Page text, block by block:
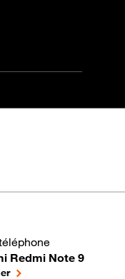
Redmi Note 9
Xiaomi Redmi Note
le téléphone